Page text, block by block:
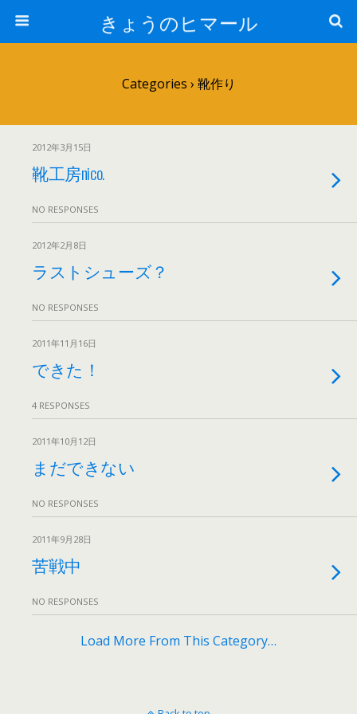
きょうのヒマール
Categories › 靴作り
2012年3月15日
靴工房nico.
NO RESPONSES
2012年2月8日
ラストシューズ？
NO RESPONSES
2011年11月16日
できた！
4 RESPONSES
2011年10月12日
まだできない
NO RESPONSES
2011年9月28日
苦戦中
NO RESPONSES
Load More From This Category…